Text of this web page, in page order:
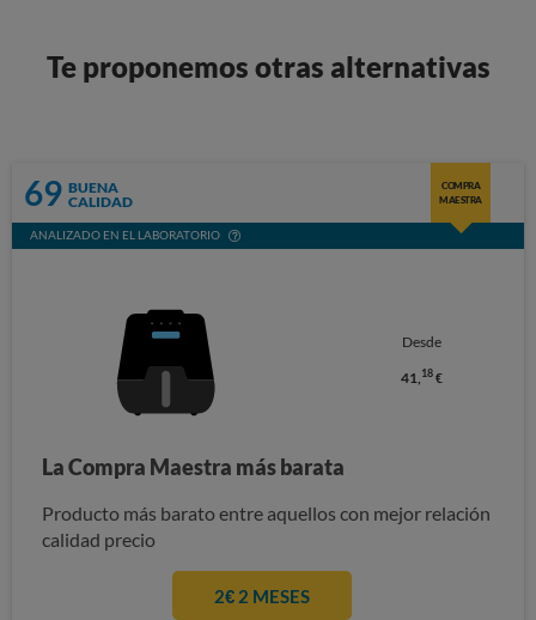
Te proponemos otras alternativas
69 BUENA
CALIDAD
COMPRA
MAESTRA
ANALIZADO EN EL LABORATORIO
Desde
41, 18€
La Compra Maestra más barata
Producto más barato entre aquellos con mejor relación
calidad precio
2€ 2 MESES